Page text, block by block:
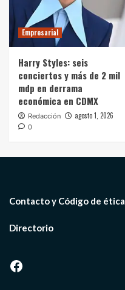
Empresarial
Harry Styles: seis
conciertos y más de 2 mil
mdp en derrama
económica en CDMX
Redacción agosto 1, 2026
0
Contacto y Código de ética
Directorio
Facebook